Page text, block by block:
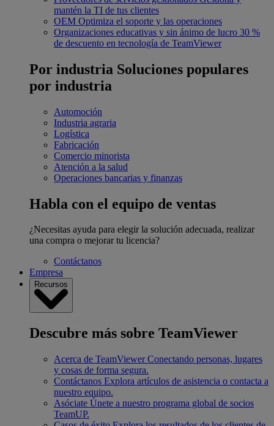
mantén la TI de tus clientes
OEM Optimiza el soporte y las operaciones
Organizaciones educativas y sin ánimo de lucro 30 %
de descuento en tecnología de TeamViewer
Por industria Soluciones populares
por industria
Automoción
Industria agraria
Logística
Fabricación
Comercio minorista
Atención a la salud
Operaciones bancarias y finanzas
Habla con el equipo de ventas
¿Necesitas ayuda para elegir la solución adecuada, realizar
una compra o mejorar tu licencia?
Contáctanos
Empresa
Recursos
Descubre más sobre TeamViewer
Acerca de TeamViewer Conectando personas, lugares
y cosas de forma segura.
Contáctanos Explora artículos de asistencia o contacta a
nuestro equipo.
Asóciate Únete a nuestro programa global de socios
TeamUP.